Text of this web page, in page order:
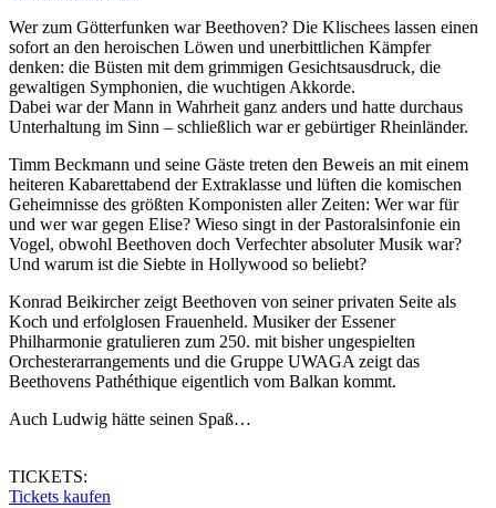
Wer zum Götterfunken war Beethoven? Die Klischees lassen einen
sofort an den heroischen Löwen und unerbittlichen Kämpfer
denken: die Büsten mit dem grimmigen Gesichtsausdruck, die
gewaltigen Symphonien, die wuchtigen Akkorde.
Dabei war der Mann in Wahrheit ganz anders und hatte durchaus
Unterhaltung im Sinn – schließlich war er gebürtiger Rheinländer.
Timm Beckmann und seine Gäste treten den Beweis an mit einem
heiteren Kabarettabend der Extraklasse und lüften die komischen
Geheimnisse des größten Komponisten aller Zeiten: Wer war für
und wer war gegen Elise? Wieso singt in der Pastoralsinfonie ein
Vogel, obwohl Beethoven doch Verfechter absoluter Musik war?
Und warum ist die Siebte in Hollywood so beliebt?
Konrad Beikircher zeigt Beethoven von seiner privaten Seite als
Koch und erfolglosen Frauenheld. Musiker der Essener
Philharmonie gratulieren zum 250. mit bisher ungespielten
Orchesterarrangements und die Gruppe UWAGA zeigt das
Beethovens Pathéthique eigentlich vom Balkan kommt.
Auch Ludwig hätte seinen Spaß…
TICKETS:
Tickets kaufen